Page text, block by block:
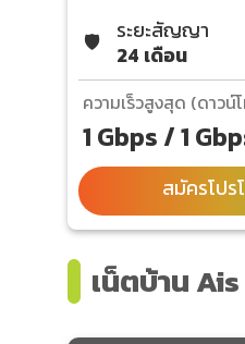
🛡️
ระยะสัญญา
24 เดือน
ความเร็วสูงสุด (ดาว
1 Gbps / 1
สมัครโปร
เน็ตบ้าน